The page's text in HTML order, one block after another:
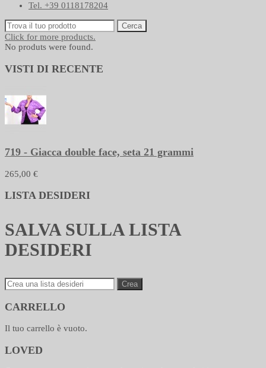
Tel. +39 0118178204
Cerca
Click for more products.
No produts were found.
VISTI DI RECENTE
719 - Giacca double face, seta 21 grammi
265,00 €
LISTA DESIDERI
SALVA SULLA LISTA
DESIDERI
Crea
CARRELLO
Il tuo carrello è vuoto.
LOVED